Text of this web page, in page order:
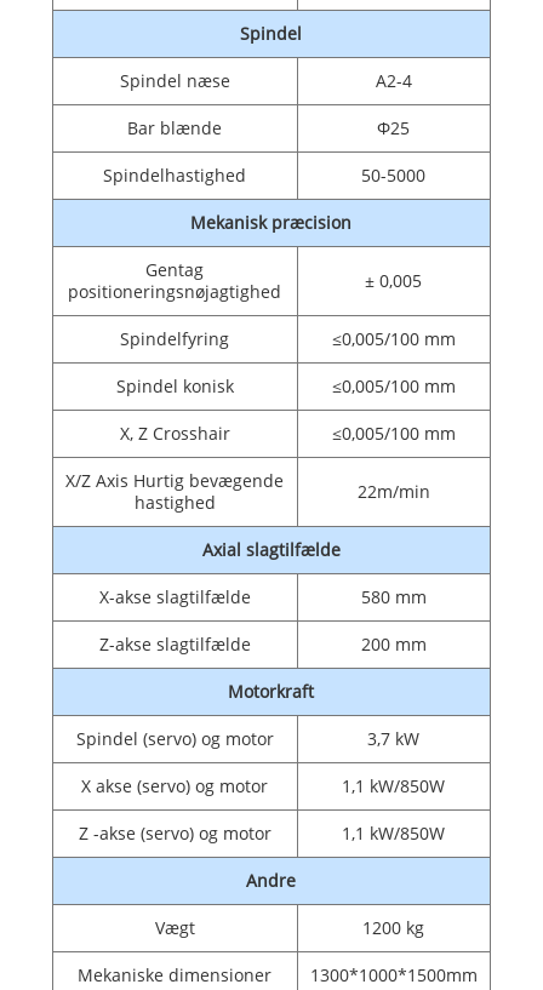
Spindel
Spindel næse A2-4
Bar blænde Φ25
Spindelhastighed 50-5000
Mekanisk præcision
Gentag
positioneringsnøjagtighed
± 0,005
Spindelfyring ≤0,005/100 mm
Spindel konisk ≤0,005/100 mm
X, Z Crosshair ≤0,005/100 mm
X/Z Axis Hurtig bevægende
hastighed
22m/min
Axial slagtilfælde
X-akse slagtilfælde 580 mm
Z-akse slagtilfælde 200 mm
Motorkraft
Spindel (servo) og motor 3,7 kW
X akse (servo) og motor 1,1 kW/850W
Z -akse (servo) og motor 1,1 kW/850W
Andre
Vægt 1200 kg
Mekaniske dimensioner 1300*1000*1500mm